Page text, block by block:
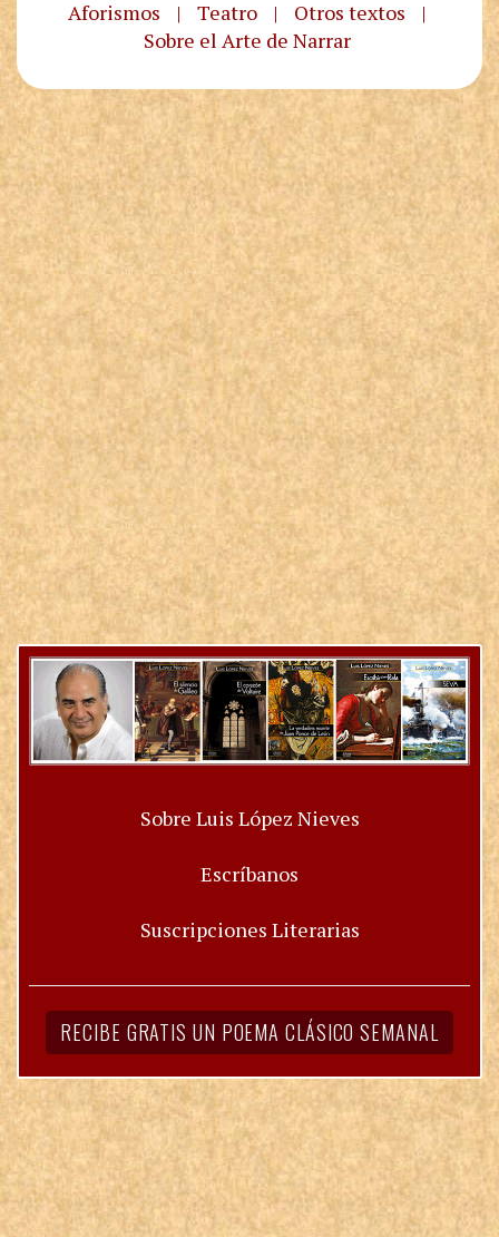
Aforismos
| Teatro | Otros textos
|
Sobre el Arte de Narrar
Sobre Luis López Nieves
Escríbanos
Suscripciones Literarias
RECIBE GRATIS UN POEMA CLÁSICO SEMANAL